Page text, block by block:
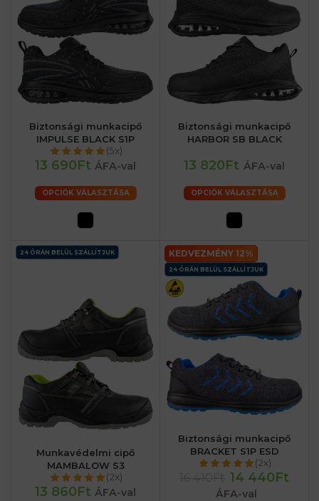
Biztonsági munkacipő
IMPULSE BLACK S1P
(5x)
13 690Ft ÁFA-val
OPCIÓK VÁLASZTÁSA
Biztonsági munkacipő
HARBOR SB BLACK
13 820Ft ÁFA-val
OPCIÓK VÁLASZTÁSA
24 ÓRÁN BELÜL SZÁLLÍTJUK
Munkavédelmi cipő
MAMBALOW S3
(2x)
13 860Ft ÁFA-val
KEDVEZMÉNY 12%
24 ÓRÁN BELÜL SZÁLLÍTJUK
Biztonsági munkacipő
BRACKET S1P ESD
(2x)
14 440Ft
ÁFA-val